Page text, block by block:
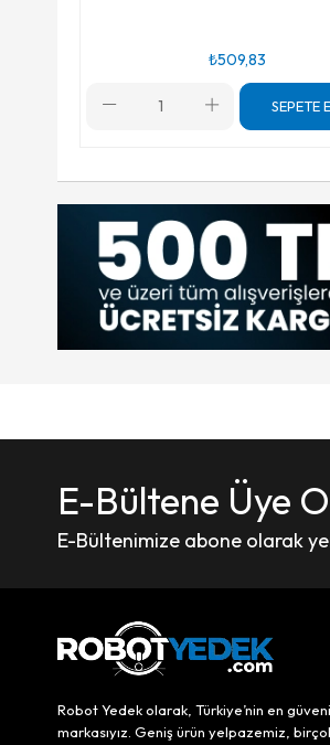
₺509,83
SEPETE
E-Bültene Üye
E-Bültenimize abone olarak
Robot Yedek olarak, Türkiye’nin en
markasıyız. Geniş ürün yelpazemiz,